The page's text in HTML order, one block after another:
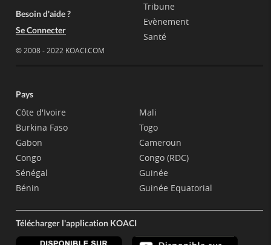
Besoin d'aide ?
Se Connecter
© 2008 - 2022 KOACI.COM
Tribune
Evènement
Santé
Pays
Côte d'Ivoire
Burkina Faso
Gabon
Congo
Sénégal
Bénin
Mali
Togo
Cameroun
Congo (RDC)
Guinée
Guinée Equatorial
Télécharger l'application KOACI